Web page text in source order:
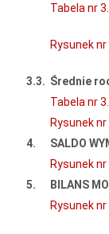
Tabela nr
Rysunek nr
3.3. Średnie
Tabela nr
Rysunek nr
4.
SALDO
Rysunek nr
5.
BILANS
Rysunek nr